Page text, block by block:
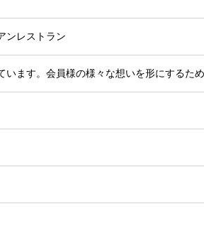
業 イタリアンレストラン 【
ます。会員様の様々な想いを形にするた